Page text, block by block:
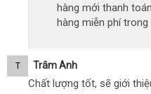
hàng mới thanh
hàng miễn phí
T Trâm Anh
Chất lượng tốt, sẽ giới